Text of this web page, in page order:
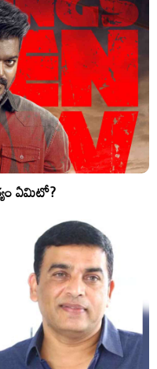
ఏమిటో?